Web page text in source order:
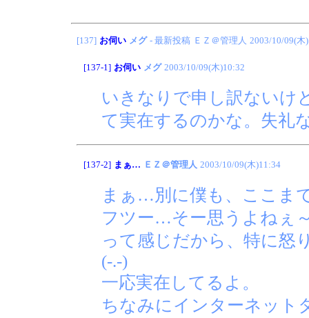
[137] お伺い メグ - 最新投稿 ＥＺ＠管理人 2003/10/09(木
[137-1] お伺い メグ 2003/10/09(木)10:32
いきなりで申し訳ないけ
て実在するのかな。失礼
[137-2] まぁ… ＥＺ＠管理人 2003/10/09(木)11:34
まぁ…別に僕も、ここま
フツー…そー思うよねぇ
って感じだから、特に怒
(-.-)
一応実在してるよ。
ちなみにインターネット